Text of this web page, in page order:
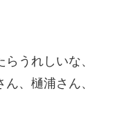
うれしいな、
、樋浦さん、